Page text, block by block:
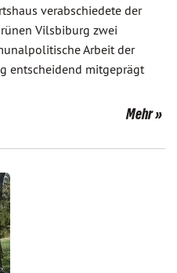
verabschiedete der
Vilsbiburg zwei
Arbeit der
entscheidend mitgeprägt
Mehr